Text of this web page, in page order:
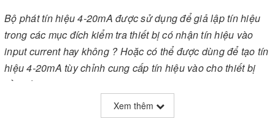
Bộ phát tín hiệu 4-20mA được sử dụng để giả lập tín hiệu
trong các mục đích kiểm tra thiết bị có nhận tín hiệu vào
input current hay không ? Hoặc có thể được dùng để tạo tín
hiệu 4-20mA tùy chỉnh cung cấp tín hiệu vào cho thiết bị
cần sử dụng
Bộ phát tín hiệu 4-20mA thuận tiện trong việc test các thiết
Xem thêm